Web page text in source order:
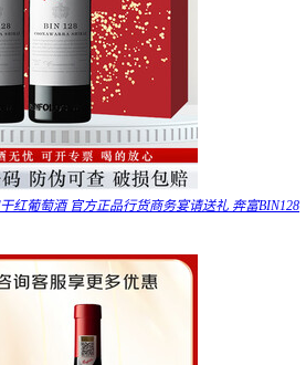
红葡萄酒 官方正品行货商务宴请送礼 奔富BIN128